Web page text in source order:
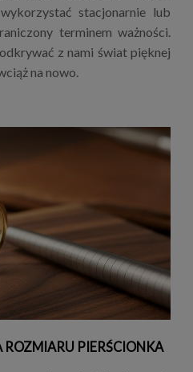
stacjonarnie lub
terminem ważności.
z nami świat pięknej
na nowo.
ROZMIARU PIERŚCIONKA